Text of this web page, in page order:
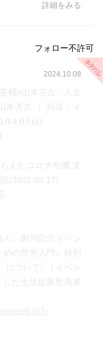
詳細をみる
フォロー不許可
2024.10.08
輔×山本芳久「人生
本芳久 ｜ 対談・イ
4月5日)
えたコロナ危機 文
(2021.08.17)
ん」創刊記念イベン
の哲学入門』特別
について〉 | イベン
た生活提案型商業